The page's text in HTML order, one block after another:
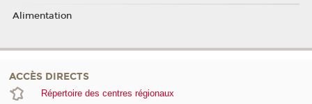
Alimentation
ACCÈS DIRECTS
Répertoire des centres régionaux